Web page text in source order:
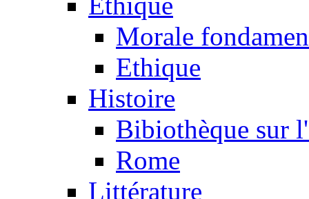
Morale
Ethique
Histoire
Bibiothèque sur
Rome
Littérature